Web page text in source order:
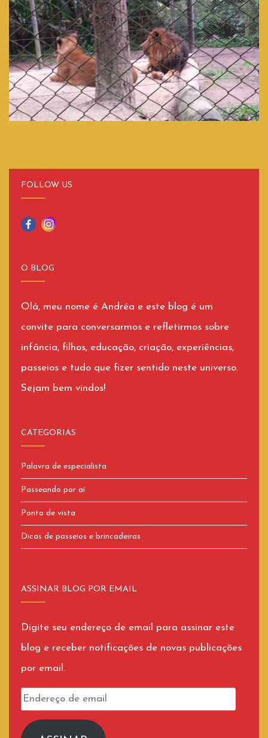
FOLLOW US
O BLOG
Olá, meu nome é Andréa e este blog é um
convite para conversarmos e refletirmos sobre
infância, filhos, educação, criação, experiências,
passeios e tudo que fizer sentido neste universo.
Sejam bem vindos!
CATEGORIAS
Palavra de especialista
Passeando por aí
Ponto de vista
Dicas de passeios e brincadeiras
ASSINAR BLOG POR EMAIL
Digite seu endereço de email para assinar este
blog e receber notificações de novas publicações
por email.
Endereço